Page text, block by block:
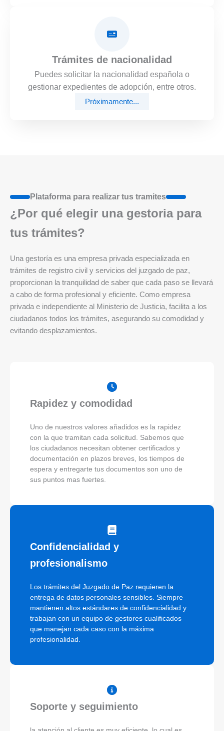
Trámites de nacionalidad
Puedes solicitar la nacionalidad española o
gestionar expedientes de adopción, entre otros.
Próximamente...
Plataforma para realizar tus tramites
¿Por qué elegir una gestoria para
tus trámites?
Una gestoría es una empresa privada especializada en
trámites de registro civil y servicios del juzgado de paz,
proporcionan la tranquilidad de saber que cada paso se llevará
a cabo de forma profesional y eficiente. Como empresa
privada e independiente al Ministerio de Justicia, facilita a los
ciudadanos todos los trámites, asegurando su comodidad y
evitando desplazamientos.
Rapidez y comodidad
Uno de nuestros valores añadidos es la rapidez
con la que tramitan cada solicitud. Sabemos que
los ciudadanos necesitan obtener certificados y
documentación en plazos breves, los tiempos de
espera y entregarte tus documentos son uno de
sus puntos mas fuertes.
Confidencialidad y
profesionalismo
Los trámites del Juzgado de Paz requieren la
entrega de datos personales sensibles. Siempre
mantienen altos estándares de confidencialidad y
trabajan con un equipo de gestores cualificados
que manejan cada caso con la máxima
profesionalidad.
Soporte y seguimiento